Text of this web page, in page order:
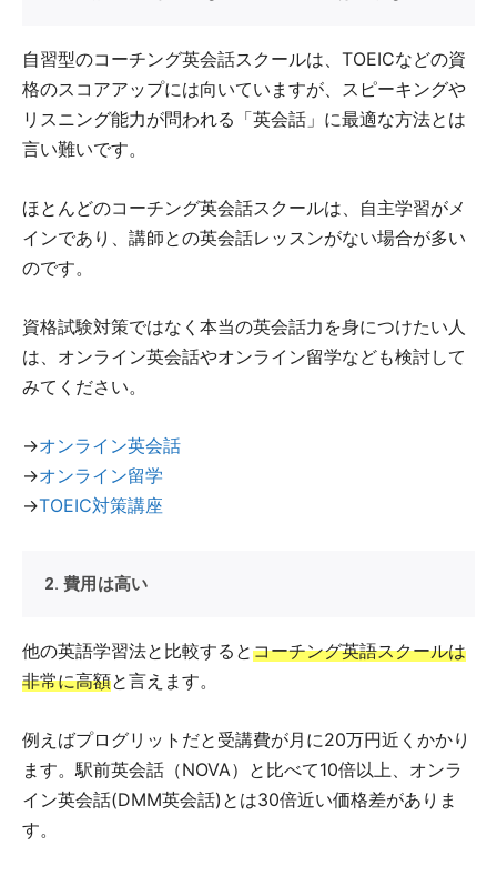
自習型のコーチング英会話スクールは、TOEICなどの資
格のスコアアップには向いていますが、スピーキングや
リスニング能力が問われる「英会話」に最適な方法とは
言い難いです。
ほとんどのコーチング英会話スクールは、自主学習がメ
インであり、講師との英会話レッスンがない場合が多い
のです。
資格試験対策ではなく本当の英会話力を身につけたい人
は、オンライン英会話やオンライン留学なども検討して
みてください。
→オンライン英会話
→オンライン留学
→TOEIC対策講座
2. 費用は高い
他の英語学習法と比較するとコーチング英語スクールは
非常に高額と言えます。
例えばプログリットだと受講費が月に20万円近くかかり
ます。駅前英会話（NOVA）と比べて10倍以上、オンラ
イン英会話(DMM英会話)とは30倍近い価格差がありま
す。